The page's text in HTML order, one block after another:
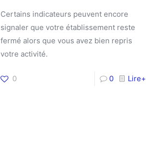
Certains indicateurs peuvent encore
signaler que votre établissement reste
fermé alors que vous avez bien repris
votre activité.
0 0 Lire+